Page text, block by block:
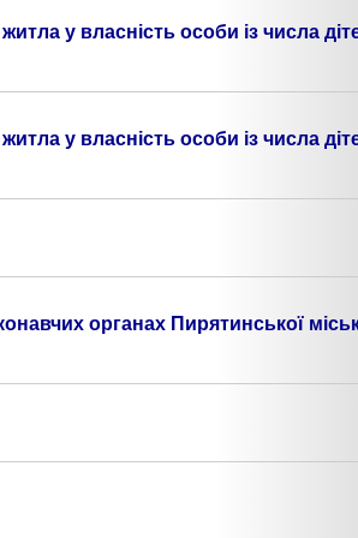
у власність особи із числа
у власність особи із числа
органах Пирятинської